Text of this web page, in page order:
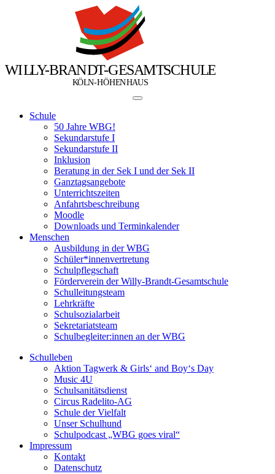
WILLY-BRANDT-GESAMTSCHULE
KÖLN-HÖHENHAUS
Schule
50 Jahre WBG!
Sekundarstufe I
Sekundarstufe II
Inklusion
Beratung in der Sek I und der Sek II
Ganztagsangebote
Unterrichtszeiten
Anfahrtsbeschreibung
Moodle
Downloads und Terminkalender
Menschen
Ausbildung in der WBG
Schüler*innenvertretung
Schulpflegschaft
Förderverein der Willy-Brandt-Gesamtschule
Schulleitungsteam
Lehrkräfte
Schulsozialarbeit
Sekretariatsteam
Schulbegleiter:innen an der WBG
Schulleben
Aktion Tagwerk & Girls‘ and Boy‘s Day
Music 4U
Schulsanitätsdienst
Circus Radelito-AG
Schule der Vielfalt
Unser Schulhund
Schulpodcast „WBG goes viral“
Impressum
Kontakt
Datenschutz